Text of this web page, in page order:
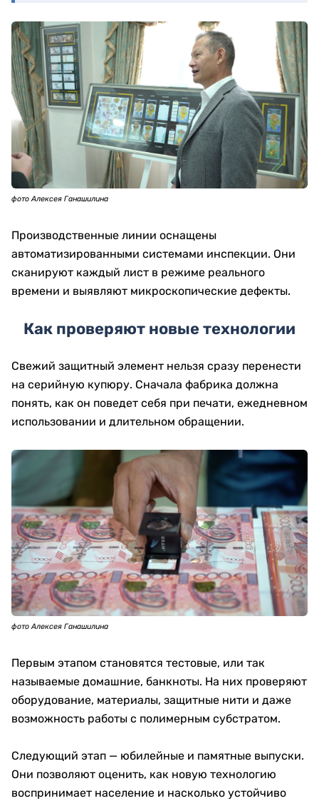
фото Алексея Ганашилина
Производственные линии оснащены
автоматизированными системами инспекции. Они
сканируют каждый лист в режиме реального
времени и выявляют микроскопические дефекты.
Как проверяют новые технологии
Свежий защитный элемент нельзя сразу перенести
на серийную купюру. Сначала фабрика должна
понять, как он поведет себя при печати, ежедневном
использовании и длительном обращении.
фото Алексея Ганашилина
Первым этапом становятся тестовые, или так
называемые домашние, банкноты. На них проверяют
оборудование, материалы, защитные нити и даже
возможность работы с полимерным субстратом.
Следующий этап — юбилейные и памятные выпуски.
Они позволяют оценить, как новую технологию
воспринимает население и насколько устойчиво